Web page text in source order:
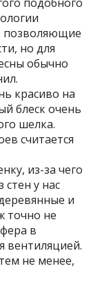
позволяющие
но для
обычно
красиво на
блеск очень
шелка.
считается
из-за чего
у нас
и
точно не
в
вентиляцией.
не менее,